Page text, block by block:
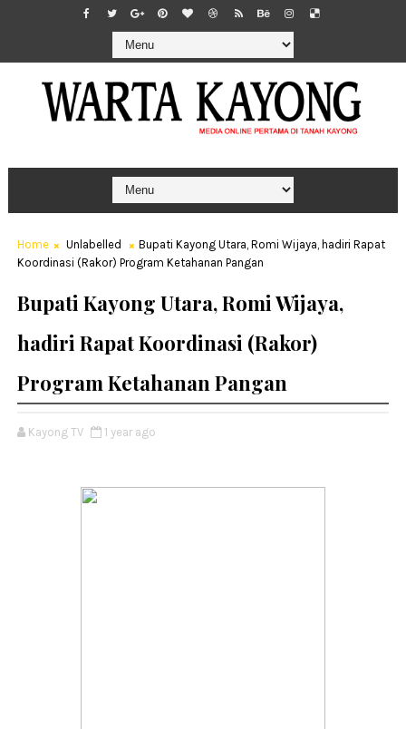
Home Unlabelled
Bupati Kayong Utara, Romi Wijaya, hadiri Rapat
Koordinasi (Rakor) Program Ketahanan Pangan
Bupati Kayong Utara, Romi Wijaya,
hadiri Rapat Koordinasi (Rakor)
Program Ketahanan Pangan
Kayong TV 1 year ago